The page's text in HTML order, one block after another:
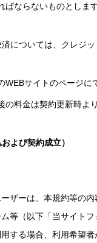
ならないものとします
済については、クレジ
WEBサイトのページ
の料金は契約更新時よ
よび契約成立）
ザーは、本規約等の
等（以下「当サイト
する場合、利用希望